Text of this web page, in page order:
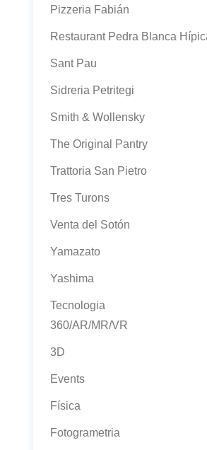
Pizzeria Fabián
Restaurant Pedra Blanca
Sant Pau
Sidreria Petritegi
Smith & Wollensky
The Original Pantry
Trattoria San Pietro
Tres Turons
Venta del Sotón
Yamazato
Yashima
Tecnologia
360/AR/MR/VR
3D
Events
Física
Fotogrametria